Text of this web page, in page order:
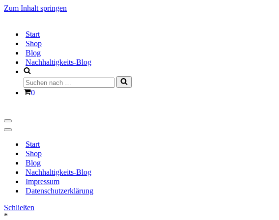
Zum Inhalt springen
Start
Shop
Blog
Nachhaltigkeits-Blog
Suchen
nach …
Warenkorb
0
Navigationsmenü
Navigationsmenü
Start
Shop
Blog
Nachhaltigkeits-Blog
Impressum
Datenschutzerklärung
Schließen
*